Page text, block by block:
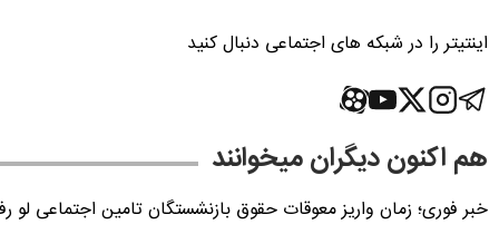
اینتیتر را در شبکه های اجتماعی دنبال کنید
هم اکنون دیگران میخوانند
خبر فوری؛ زمان واریز معوقات حقوق بازنشستگان تامین اجتماعی لو